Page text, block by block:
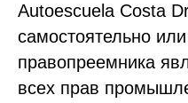
Autoescuela Costa
самостоятельно
правопреемника
всех прав